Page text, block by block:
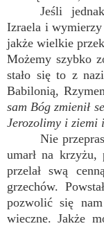
Jeśli
Izraela i
jakże wielkie
Możemy szybko
stało się to z
Babilonią,
sam Bóg zmienił
Jerozolimy i ziemi
Nie
umarł na krzyżu,
przelał swą
grzechów.
pozwolić się
wieczne. Jakże